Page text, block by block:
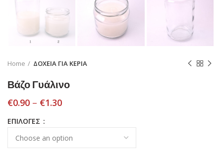
Home ΔΟΧΕΙΑ ΓΙΑ ΚΕΡΙΑ
Βάζο Γυάλινο
€0.90 – €1.30
ΕΠΙΛΟΓΕΣ